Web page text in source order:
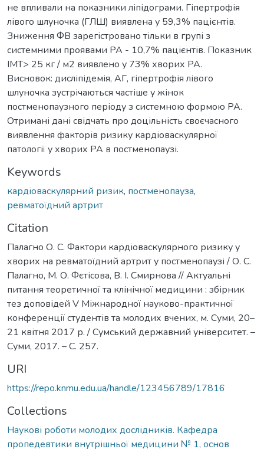
не впливали на показники ліпідограми. Гіпертрофія
лівого шлуночка (ГЛШ) виявлена у 59,3% пацієнтів.
Зниження ФВ зарегістровано тільки в групі з
системними проявами РА - 10,7% пацієнтів. Показник
ІМТ> 25 кг / м2 виявлено у 73% хворих РА.
Висновок: дисліпідемія, АГ, гіпертрофія лівого
шлуночка зустрічаються частіше у жінок
постменопаузного періоду з системною формою РА.
Отримані дані свідчать про доцільність своєчасного
виявлення факторів ризику кардіоваскулярної
патології у хворих РА в постменопаузі.
Keywords
кардіоваскулярний ризик, постменопауза,
ревматоїдний артрит
Citation
Палагно О. С. Фактори кардіоваскулярного ризику у
хворих на ревматоїдний артрит у постменопаузі / О. С.
Палагно, М. О. Фєтісова, В. І. Смирнова // Актуальні
питання теоретичної та клінічної медицини : збірник
тез доповідей V Міжнародної науково-практичної
конференції студентів та молодих вчених, м. Суми, 20–
21 квітня 2017 р. / Сумський державний університет. –
Суми, 2017. – С. 257.
URI
https://repo.knmu.edu.ua/handle/123456789/17816
Collections
Наукові роботи молодих дослідників. Кафедра
пропедевтики внутрішньої медицини № 1, основ